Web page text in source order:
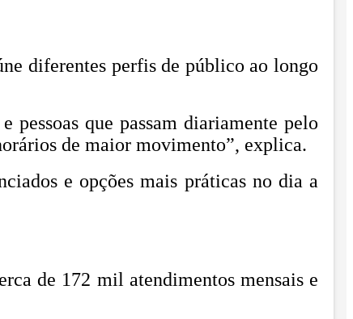
diferentes perfis de público ao longo
pessoas que passam diariamente pelo
de maior movimento”, explica.
e opções mais práticas no dia a
de 172 mil atendimentos mensais e